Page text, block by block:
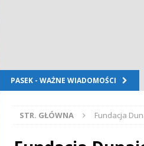
PASEK - WAŻNE WIADOMOŚCI
STR. GŁÓWNA Fundacja